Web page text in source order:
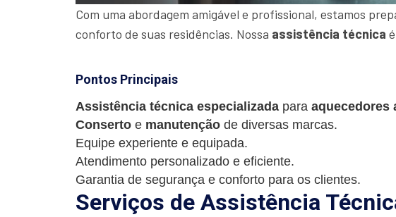
Com uma abordagem amigável e profissional, estamos
conforto de suas residências. Nossa assistência técnica
Pontos Principais
Assistência técnica especializada para aquecedores
Conserto e manutenção de diversas marcas.
Equipe experiente e equipada.
Atendimento personalizado e eficiente.
Garantia de segurança e conforto para os clientes.
Serviços de Assistência